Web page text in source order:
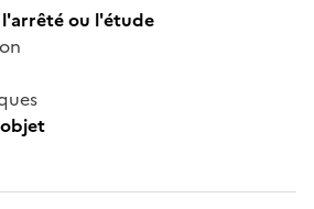
ou l'étude